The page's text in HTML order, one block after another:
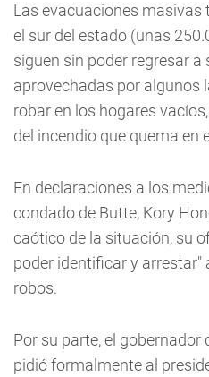
Las evacuaciones masivas
el sur del estado (unas
siguen sin poder regresar
aprovechadas por algunos
robar en los hogares
del incendio que quema en
En declaraciones a los
condado de Butte, Kory
caótico de la situación, su
poder identificar y arrestar"
robos.
Por su parte, el gobernador
pidió formalmente al